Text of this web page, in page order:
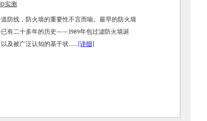
实测
线，防火墙的重要性不言而喻。最早的防火墙
有二十多年的历史——1989年包过滤防火墙诞
及被广泛认知的基于状……[详细]